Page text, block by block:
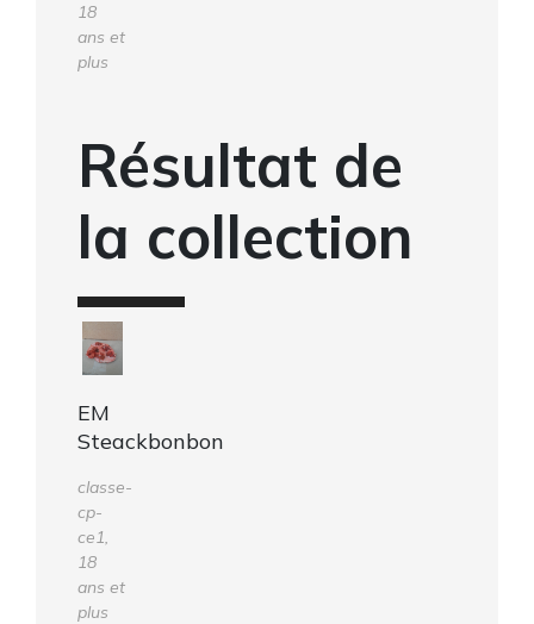
18
ans et
plus
Résultat de
la collection
EM
Steackbonbon
classe-
cp-
ce1,
18
ans et
plus